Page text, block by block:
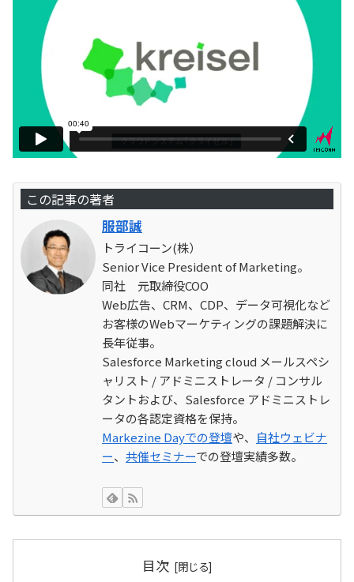
この記事の著者
服部誠
トライコーン(株）
Senior Vice President of Marketing。
同社 元取締役COO
Web広告、CRM、CDP、データ可視化など
お客様のWebマーケティングの課題解決に
長年従事。
Salesforce Marketing cloud メールスペシ
ャリスト / アドミニストレータ / コンサル
タントおよび、Salesforce アドミニストレ
ータの各認定資格を保持。
Markezine Dayでの登壇や、 自社ウェビナ
ー、共催セミナーでの登壇実績多数。
目次